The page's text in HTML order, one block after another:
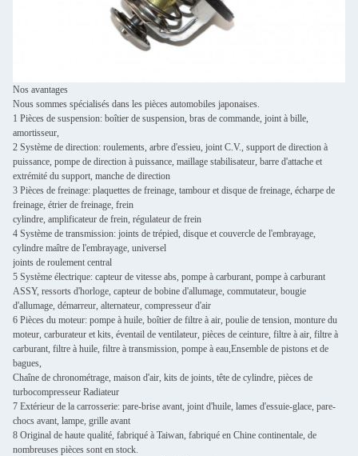
Nos avantages
Nous sommes spécialisés dans les pièces automobiles japonaises.
1 Pièces de suspension: boîtier de suspension, bras de commande, joint à bille,
amortisseur,
2 Système de direction: roulements, arbre d'essieu, joint C.V., support de direction à
puissance, pompe de direction à puissance, maillage stabilisateur, barre d'attache et
extrémité du support, manche de direction
3 Pièces de freinage: plaquettes de freinage, tambour et disque de freinage, écharpe de
freinage, étrier de freinage, frein
cylindre, amplificateur de frein, régulateur de frein
4 Système de transmission: joints de trépied, disque et couvercle de l'embrayage,
cylindre maître de l'embrayage, universel
joints de roulement central
5 Système électrique: capteur de vitesse abs, pompe à carburant, pompe à carburant
ASSY, ressorts d'horloge, capteur de bobine d'allumage, commutateur, bougie
d'allumage, démarreur, alternateur, compresseur d'air
6 Pièces du moteur: pompe à huile, boîtier de filtre à air, poulie de tension, monture du
moteur, carburateur et kits, éventail de ventilateur, pièces de ceinture, filtre à air, filtre à
carburant, filtre à huile, filtre à transmission, pompe à eau,Ensemble de pistons et de
bagues,
Chaîne de chronométrage, maison d'air, kits de joints, tête de cylindre, pièces de
turbocompresseur Radiateur
7 Extérieur de la carrosserie: pare-brise avant, joint d'huile, lames d'essuie-glace, pare-
chocs avant, lampe, grille avant
8 Original de haute qualité, fabriqué à Taiwan, fabriqué en Chine continentale, de
nombreuses pièces sont en stock.